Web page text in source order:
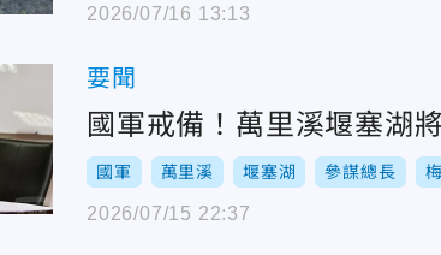
2026/07/16 13:13
要聞
國軍戒備！萬里溪堰塞湖
國軍 萬里溪 堰塞湖 參謀總長
2026/07/15 22:37